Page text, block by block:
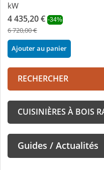
kW
4 435,20 € -34%
6 720,00 €
Ajouter au panier
RECHERCHER
CUISINIÈRES À BOIS
Guides / Actualités